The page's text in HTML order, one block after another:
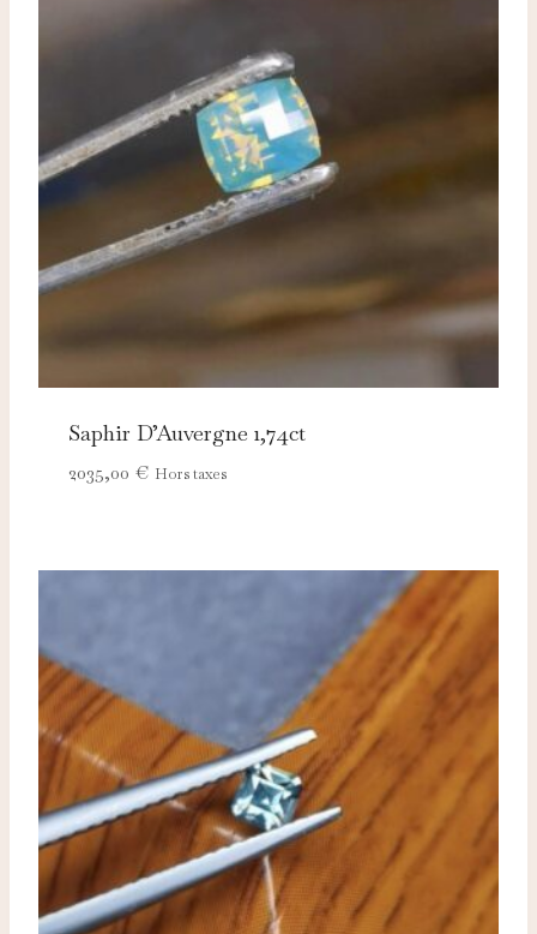
Saphir D’Auvergne 1,74ct
2035,00 € Hors taxes